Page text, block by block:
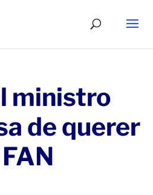
ministro
de querer